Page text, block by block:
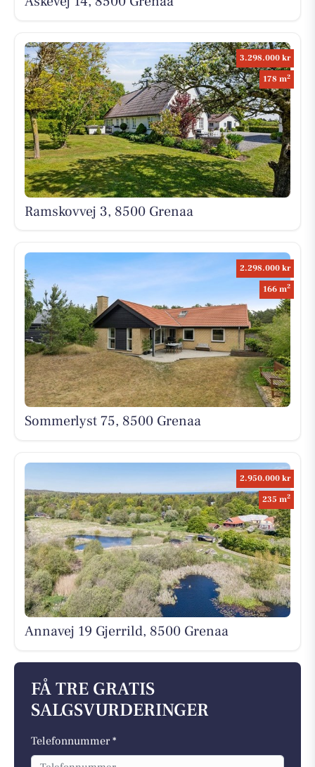
3.298.000 kr
178 m2
Ramskovvej 3, 8500 Grenaa
2.298.000 kr
166 m2
Sommerlyst 75, 8500 Grenaa
2.950.000 kr
235 m2
Annavej 19 Gjerrild, 8500 Grenaa
FÅ TRE GRATIS
SALGSVURDERINGER
Telefonnummer *